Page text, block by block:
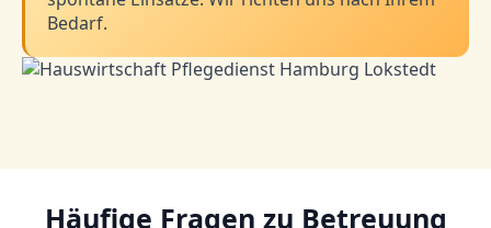
Bedarf.
Häufige Fragen zu Betreuung